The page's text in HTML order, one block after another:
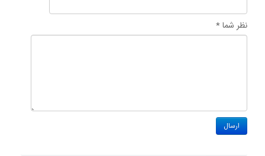
نظر شما *